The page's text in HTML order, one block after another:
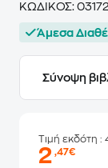
ΚΩΔΙΚΟΣ:
Άμεσα
Σύνοψη
Τιμή εκδότη :
2,47€